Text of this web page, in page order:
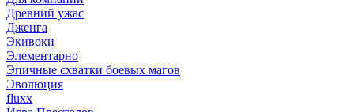
Древний ужас
Дженга
Экивоки
Элементарно
Эпичные схватки боевых магов
Эволюция
fluxx